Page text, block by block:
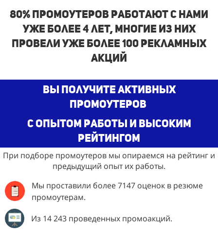
80% промоутеров работают с нами
уже более 4 лет, многие из них
провели уже более 100 рекламных
акций
Вы получите активных
промоутеров
с опытом работы и высоким
рейтингом
При подборе промоутеров мы опираемся на рейтинг и
предыдущий опыт их работы.
Мы проставили более 7147 оценок в резюме
промоутерам.
Из 14 243 проведенных промоакций.